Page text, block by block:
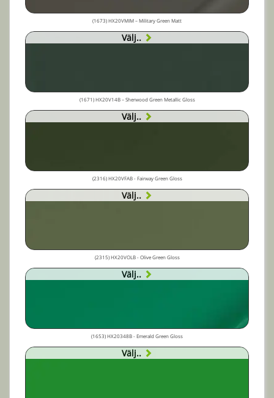
(1673) HX20VMIM – Military Green Matt
Välj..
(1671) HX20V14B – Sherwood Green Metallic Gloss
Välj..
(2316) HX20VFAB - Fairway Green Gloss
Välj..
(2315) HX20VOLB - Olive Green Gloss
Välj..
(1653) HX20348B - Emerald Green Gloss
Välj..